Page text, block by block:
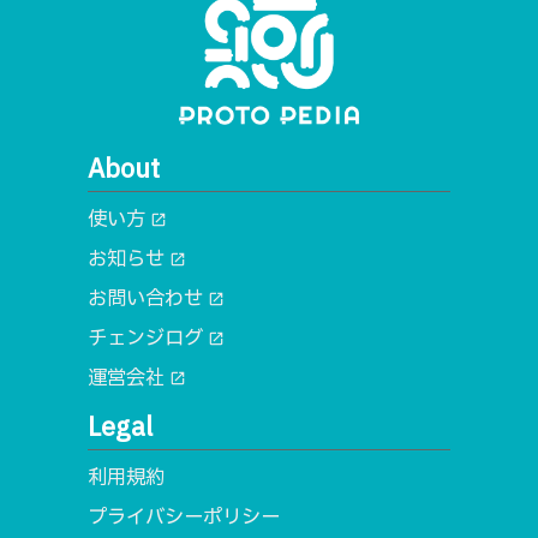
About
使い方 open_in_new
お知らせ open_in_new
お問い合わせ open_in_new
チェンジログ open_in_new
運営会社 open_in_new
Legal
利用規約
プライバシーポリシー